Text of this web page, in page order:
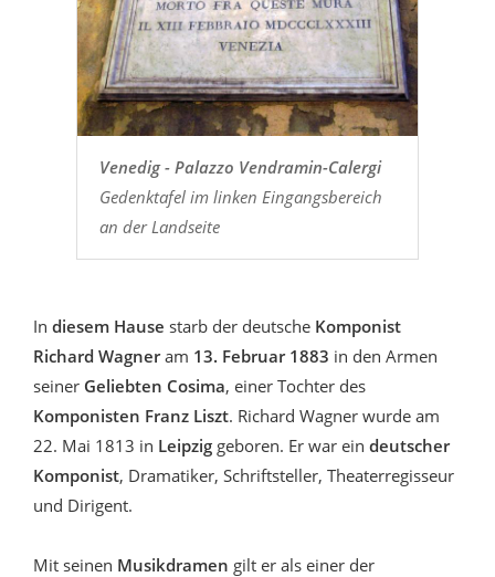
Venedig - Palazzo Vendramin-Calergi
Gedenktafel im linken Eingangsbereich
an der Landseite
In diesem Hause starb der deutsche Komponist
Richard Wagneram 13. Februar 1883 in den Armen
seiner Geliebten Cosima, einer Tochter des
Komponisten Franz Liszt. Richard Wagner wurde am
22. Mai 1813 in Leipzig geboren. Er war ein deutscher
Komponist, Dramatiker, Schriftsteller, Theaterregisseur
und Dirigent.
Mit seinen Musikdramen gilt er als einer der